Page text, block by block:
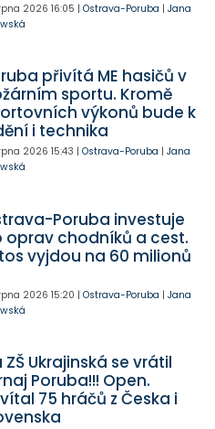
2026 16:05 | Ostrava-Poruba | Jana
přivítá ME hasičů v
sportu. Kromě
výkonů bude k
i technika
2026 15:43 | Ostrava-Poruba | Jana
Poruba investuje
oprav chodníků a cest.
vyjdou na 60 milionů
2026 15:20 | Ostrava-Poruba | Jana
ZŠ Ukrajinská se vrátil
Poruba!!! Open.
75 hráčů z Česka i